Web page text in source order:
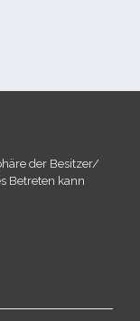
der Besitzer/​
Betreten kann